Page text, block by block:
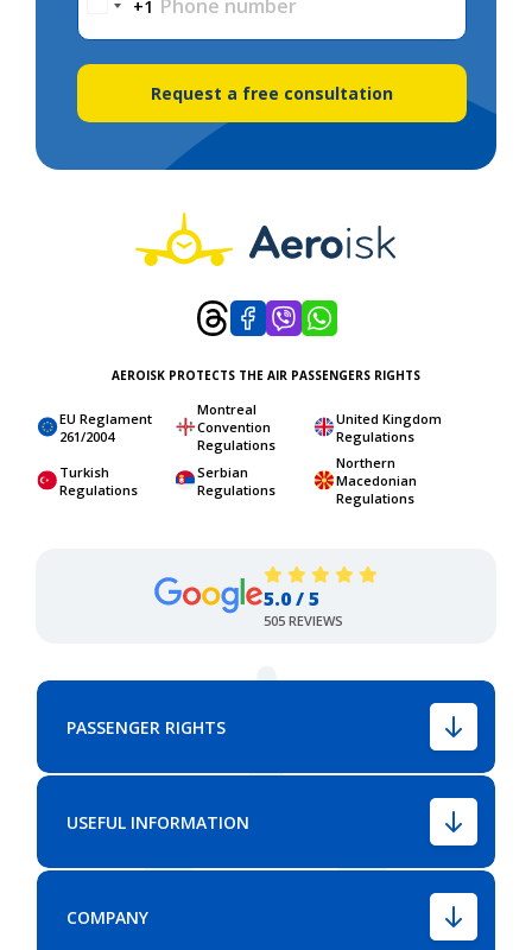
+1
Request a free consultation
AEROISK PROTECTS THE AIR PASSENGERS RIGHTS
EU Reglament
261/2004
Montreal
Convention
Regulations
United Kingdom
Regulations
Turkish
Regulations
Serbian
Regulations
Northern
Macedonian
Regulations
5.0 / 5
505 REVIEWS
PASSENGER RIGHTS
USEFUL INFORMATION
COMPANY